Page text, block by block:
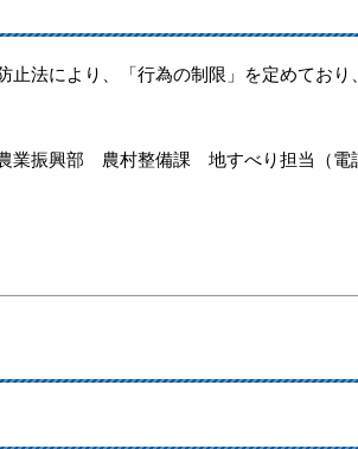
止法により、「行為の制限」を定めており
業振興部 農村整備課 地すべり担当（電